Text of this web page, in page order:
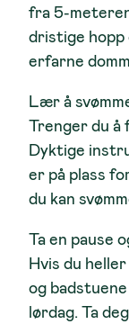
fra 5-
dristige hopp
erfarne
Lær å
Trenger du å
Dyktige
er på plass
du kan
Ta en pause
Hvis du
og
lørdag. Ta